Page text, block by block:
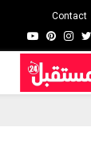
Contact
Twitter
Instagram
Pinterest